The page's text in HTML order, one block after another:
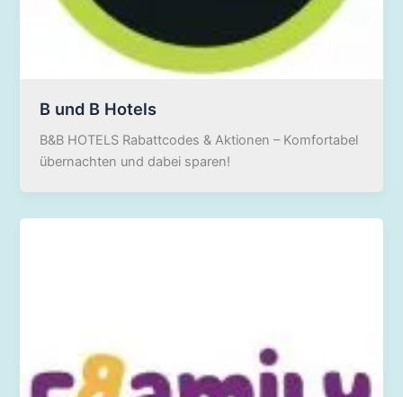
B und B Hotels
B&B HOTELS Rabattcodes & Aktionen – Komfortabel
übernachten und dabei sparen!